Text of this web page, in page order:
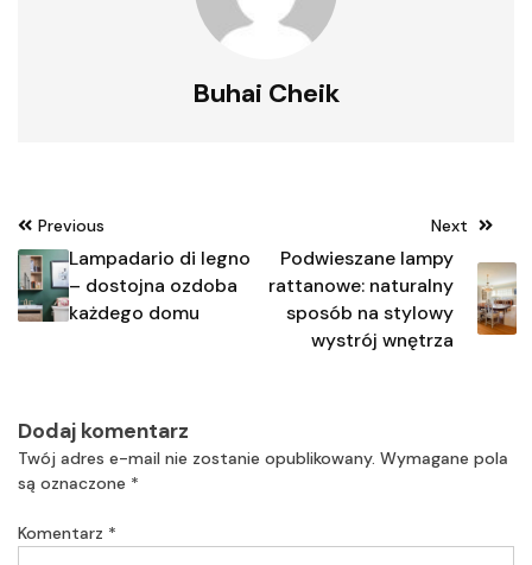
Buhai Cheik
Nawigacja
wpisu
Previous
Lampadario di legno
– dostojna ozdoba
każdego domu
Next
Podwieszane lampy
rattanowe: naturalny
sposób na stylowy
wystrój wnętrza
Dodaj komentarz
Twój adres e-mail nie zostanie opublikowany. Wymagane pola
są oznaczone *
Komentarz *